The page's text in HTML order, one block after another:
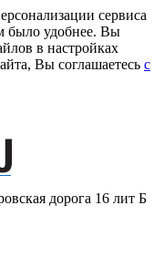
сервиса
было удобнее. Вы
в настройках
Вы соглашаетесь c
дорога 16 лит Б